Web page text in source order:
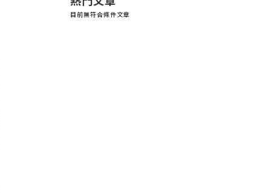
目前無符合條件文章